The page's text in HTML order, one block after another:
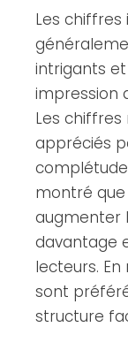
Les chiffres
intrigants
impression
Les chiffres
appréciés
montré
augmenter
davantage
lecteurs.
sont
structure